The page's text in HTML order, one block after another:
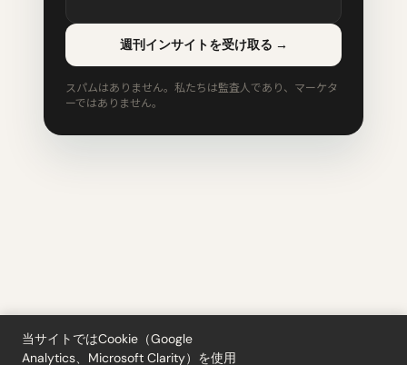
週刊インサイトを受け取る →
スパムはありません。私たちは監査人であり、マーケタ
ーではありません。
ツール ·ブログ·用語集·登録 ·プライバシー
当サイトではCookie（Google
Analytics、Microsoft Clarity）を使用